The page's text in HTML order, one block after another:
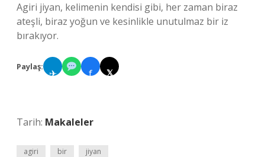
Agiri jiyan, kelimenin kendisi gibi, her zaman biraz
ateşli, biraz yoğun ve kesinlikle unutulmaz bir iz
bırakıyor.
Paylaş:
✈ f 𝕏
Tarih: Makaleler
agiri bir jiyan